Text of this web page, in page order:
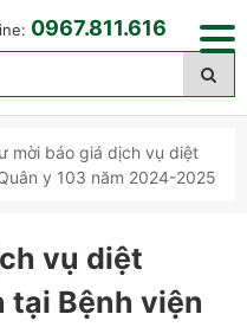
0967.811.616
mời báo giá dịch vụ diệt
y 103 năm 2024-2025
vụ diệt
tại Bệnh viện